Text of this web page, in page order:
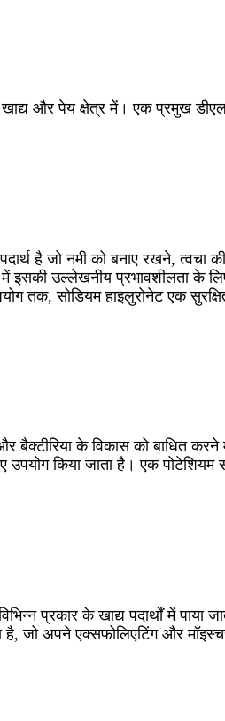
और पेय क्षेत्र में। एक प्रमुख
है जो नमी को बनाए रखने,
इसकी उल्लेखनीय प्रभावशीलता के
तक, सोडियम हाइलुरोनेट एक
बैक्टीरिया के विकास को बाधित
किया जाता है। एक पोटेशियम
प्रकार के खाद्य पदार्थों में पाया
है, जो अपने एक्सफोलिएटिंग और